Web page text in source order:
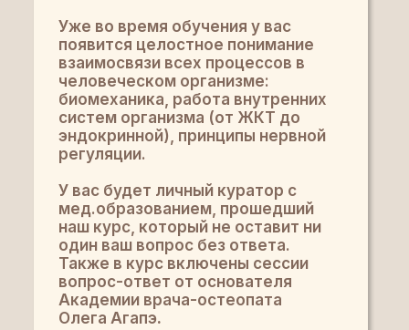
Уже во время обучения у вас
появится целостное понимание
взаимосвязи всех процессов в
человеческом организме:
биомеханика, работа внутренних
систем организма (от ЖКТ до
эндокринной), принципы нервной
регуляции.
У вас будет личный куратор с
мед.образованием, прошедший
наш курс, который не оставит ни
один ваш вопрос без ответа.
Также в курс включены сессии
вопрос-ответ от основателя
Академии врача-остеопата
Олега Агапэ.